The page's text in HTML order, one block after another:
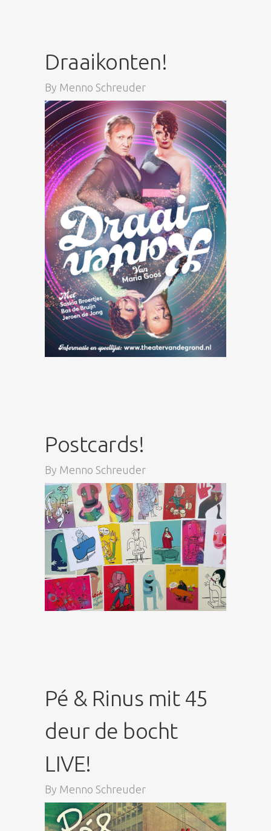
Draaikonten!
By Menno Schreuder
Postcards!
By Menno Schreuder
Pé & Rinus mit 45
deur de bocht
LIVE!
By Menno Schreuder